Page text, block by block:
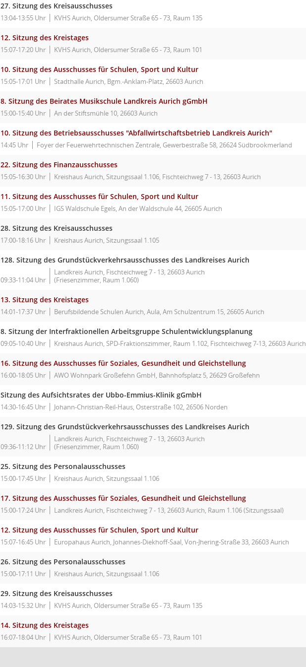
27. Sitzung des Kreisausschusses
13:04-13:55 Uhr KVHS Aurich, Oldersumer Straße 65 - 73, Raum 135
12. Sitzung des Kreistages
15:07-17:20 Uhr KVHS Aurich, Oldersumer Straße 65 - 73, Raum 101
10. Sitzung des Ausschusses für Schulen, Sport und Kultur
15:05-17:01 Uhr Stadthalle Aurich, Bgm.-Anklam-Platz, 26603 Aurich
8. Sitzung des Beirates Musikschule Landkreis Aurich gGmbH
15:00-15:40 Uhr An der Stiftsmühle 10, 26603 Aurich
10. Sitzung des Betriebsausschusses "Abfallwirtschaftsbetrieb Landkreis Aurich"
14:45 Uhr Foyer der Feuerwehrtechnischen Zentrale, Gewerbestraße 58, 26624 Südbrookmerland
22. Sitzung des Finanzausschusses
15:05-16:30 Uhr Kreishaus Aurich, Sitzungssaal 1.106, Fischteichweg 7 - 13, 26603 Aurich
11. Sitzung des Ausschusses für Schulen, Sport und Kultur
15:05-17:00 Uhr IGS Waldschule Egels, An der Waldschule 44, 26605 Aurich
28. Sitzung des Kreisausschusses
17:00-18:16 Uhr Kreishaus Aurich, Sitzungssaal 1.105
128. Sitzung des Grundstückverkehrsausschusses des Landkreises Aurich
09:33-11:04 Uhr
Landkreis Aurich, Fischteichweg 7 - 13, 26603 Aurich
(Friesenzimmer, Raum 1.060)
13. Sitzung des Kreistages
14:01-17:37 Uhr Berufsbildende Schulen Aurich, Aula, Am Schulzentrum 15, 26605 Aurich
8. Sitzung der Interfraktionellen Arbeitsgruppe Schulentwicklungsplanung
09:05-10:40 Uhr Kreishaus Aurich, SPD-Fraktionszimmer, Raum 1.102, Fischteichweg 7-13, 26603 Aurich
16. Sitzung des Ausschusses für Soziales, Gesundheit und Gleichstellung
16:00-18:05 Uhr AWO Wohnpark Großefehn GmbH, Bahnhofsplatz 5, 26629 Großefehn
Sitzung des Aufsichtsrates der Ubbo-Emmius-Klinik gGmbH
14:30-16:45 Uhr Johann-Christian-Reil-Haus, Osterstraße 102, 26506 Norden
129. Sitzung des Grundstückverkehrsausschusses des Landkreises Aurich
09:36-11:12 Uhr
Landkreis Aurich, Fischteichweg 7 - 13, 26603 Aurich
(Friesenzimmer, Raum 1.060)
25. Sitzung des Personalausschusses
15:00-17:45 Uhr Kreishaus Aurich, Sitzungssaal 1.106
17. Sitzung des Ausschusses für Soziales, Gesundheit und Gleichstellung
15:00-17:24 Uhr Landkreis Aurich, Fischteichweg 7 - 13, 26603 Aurich, Raum 1.106 (Sitzungssaal)
12. Sitzung des Ausschusses für Schulen, Sport und Kultur
15:07-16:45 Uhr Europahaus Aurich, Johannes-Diekhoff-Saal, Von-Jhering-Straße 33, 26603 Aurich
26. Sitzung des Personalausschusses
15:00-17:11 Uhr Kreishaus Aurich, Sitzungssaal 1.106
29. Sitzung des Kreisausschusses
14:03-15:32 Uhr KVHS Aurich, Oldersumer Straße 65 - 73, Raum 135
14. Sitzung des Kreistages
16:07-18:04 Uhr KVHS Aurich, Oldersumer Straße 65 - 73, Raum 101